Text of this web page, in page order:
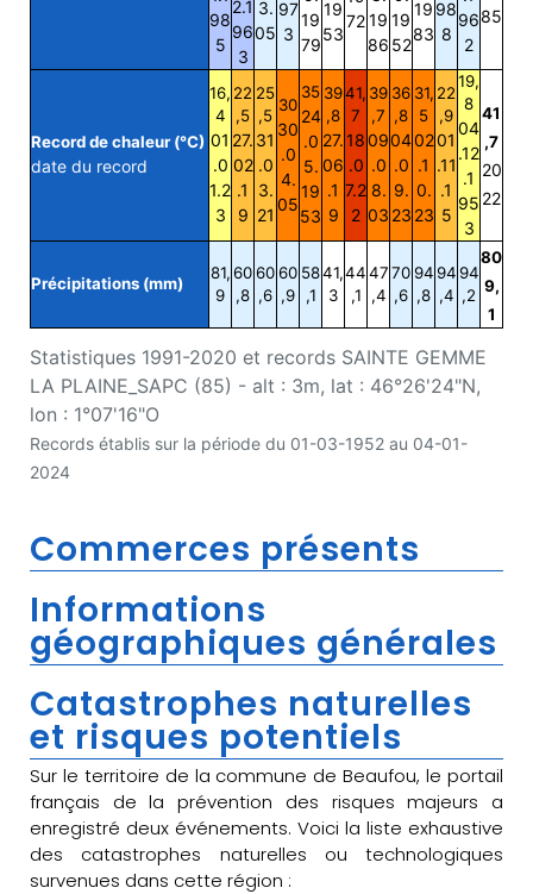
Statistiques 1991-2020 et records SAINTE GEMME
LA PLAINE_SAPC (85) - alt : 3m, lat : 46°26'24"N,
lon : 1°07'16"O
Records établis sur la période du 01-03-1952 au 04-01-
2024
98
5
2.1
96
3
3.
05
97
3
19
79
19
53
7219
86
19
52
19
83
98
8
96
2
85
Record de chaleur (°C)
date du record
16,
4
01
.0
1.2
3
22
,5
27.
02
.1
9
25
,5
31
.0
3.
21
30
30
.0
4.
05
35
24
.0
5.
19
53
39
,8
27.
06
.1
9
41,
7
18
.0
7.2
2
39
,7
09
.0
8.
03
36
,8
04
.0
9.
23
31,
5
02
.1
0.
23
22
,9
01
.11
.1
5
19,
8
04
.12
.1
95
3
41
,7
20
22
Précipitations (mm)
81,
9
60
,8
60
,6
60
,9
58
,1
41,
3
44
,1
47
,4
70
,6
94
,8
94
,4
94
,2
80
9,
1
Commerces présents
Informations
géographiques générales
Catastrophes naturelles
et risques potentiels
Sur le territoire de la commune de Beaufou, le portail
français de la prévention des risques majeurs a
enregistré deux événements. Voici la liste exhaustive
des catastrophes naturelles ou technologiques
survenues dans cette région :